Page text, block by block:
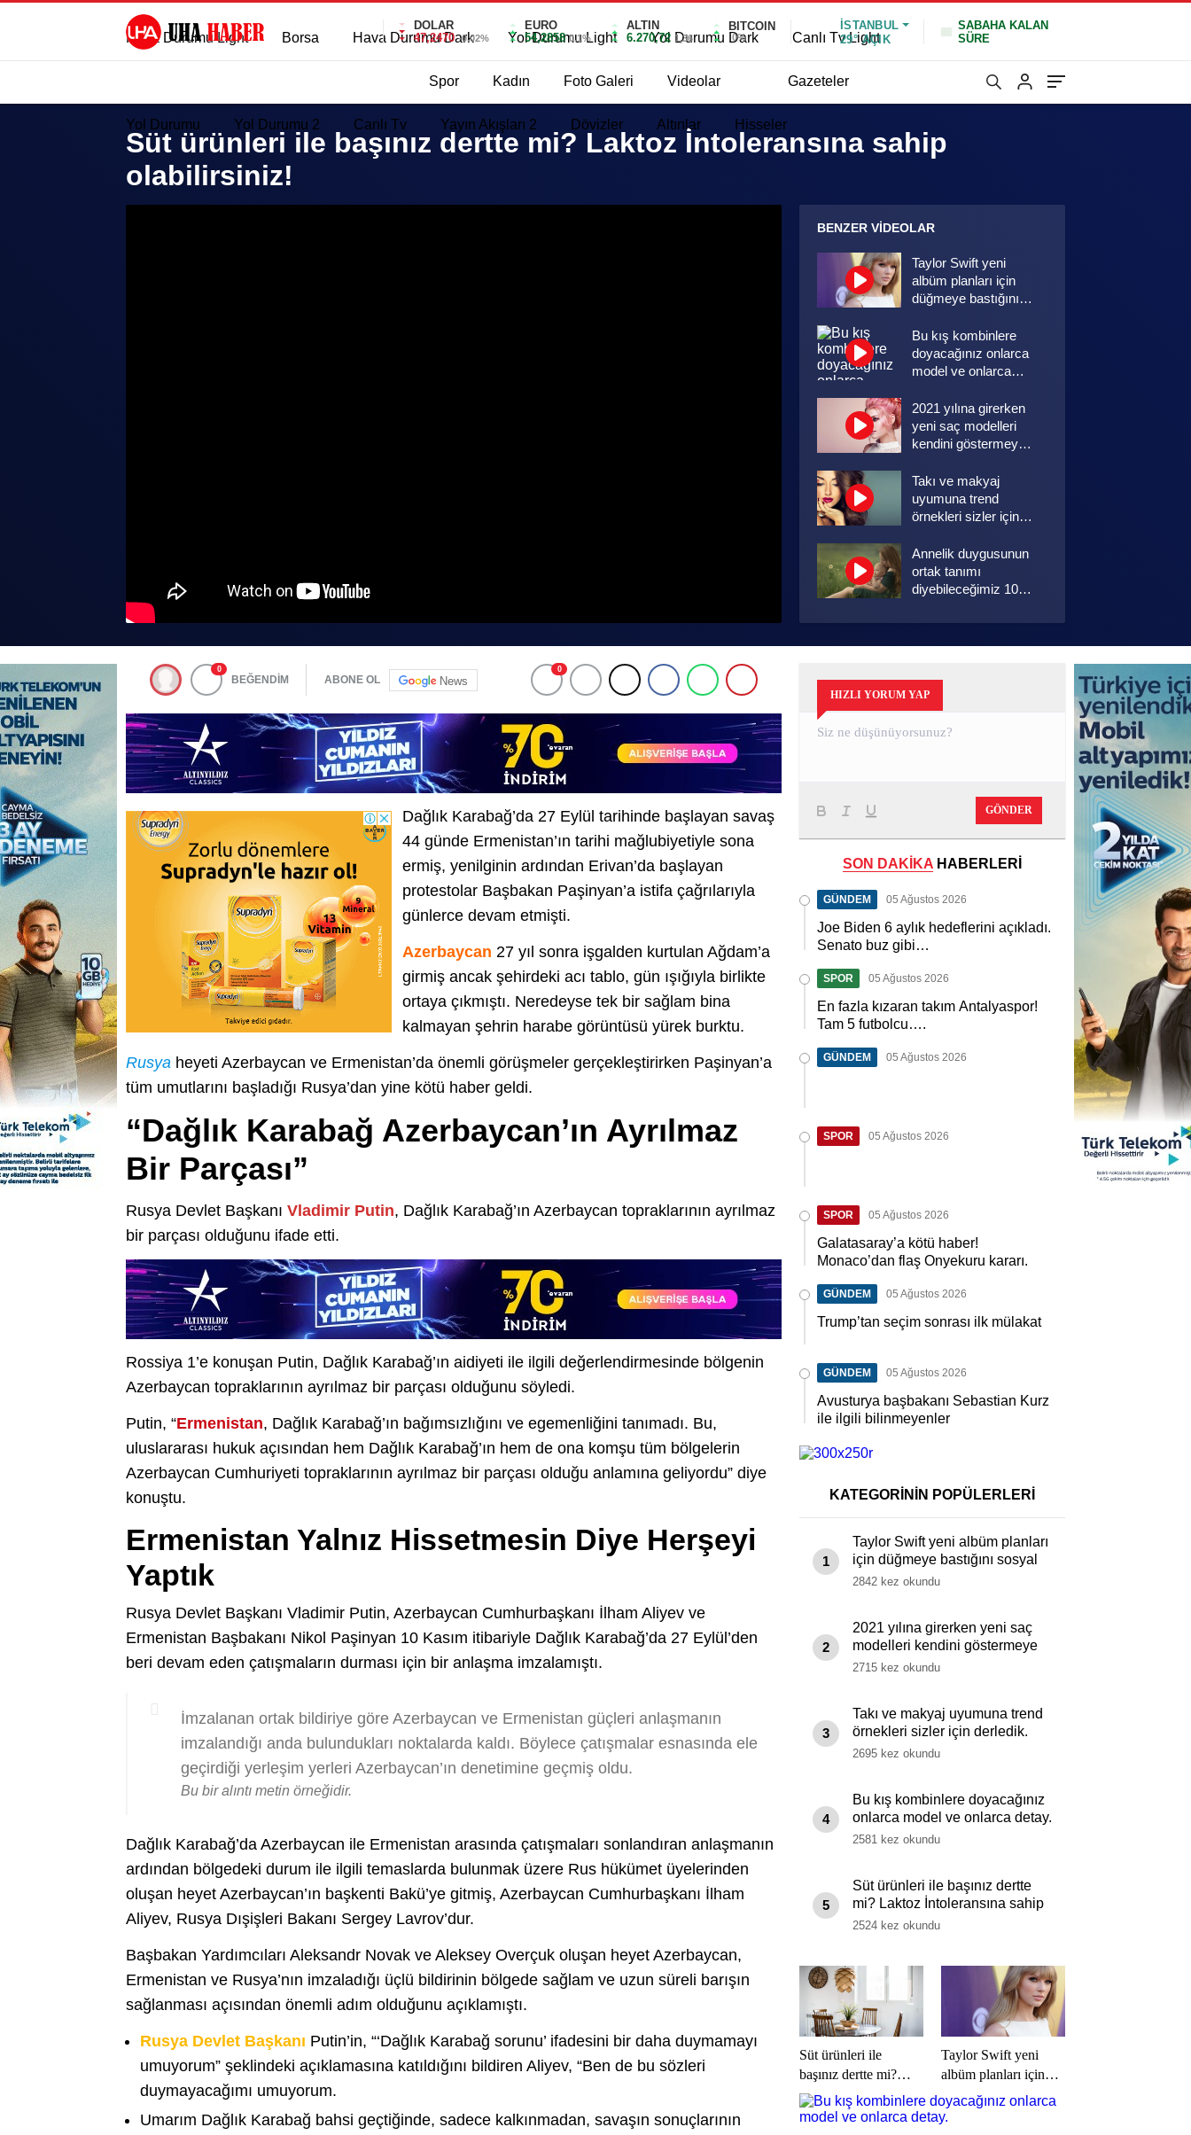
DOLAR
47,2470 -0.02%
EURO
54,2858 0.1%
ALTIN
6.270,72 1,36
BITCOIN
0%
İSTANBUL
29° AÇIK
SABAHA KALAN
SÜRE
Hava Durumu Light Borsa Hava Durumu Dark Yol Durumu Light Yol Durumu Dark Canlı Tv Light
Spor Kadın Foto Galeri Videolar Gazeteler
Yol Durumu Yol Durumu 2 Canlı Tv Yayın Akışları 2 Dövizler Altınlar Hisseler
Süt ürünleri ile başınız dertte mi? Laktoz İntoleransına sahip
olabilirsiniz!
BENZER VIDEOLAR
Taylor Swift yeni
albüm planları için
düğmeye bastığını
duyurdu!
Bu kış kombinlere
doyacağınız onlarca
model ve onlarca
2021 yılına girerken
yeni saç modelleri
kendini göstermeye
Takı ve makyaj
uyumuna trend
örnekleri sizler için
Annelik duygusunun
ortak tanımı
diyebileceğimiz 10
Koronavirüsü hafif
geçirmek için 10
0
BEĞENDİM ABONE OL News
0
Dağlık Karabağ’da 27 Eylül tarihinde başlayan savaş
44 günde Ermenistan’ın tarihi mağlubiyetiyle sona
ermiş, yenilginin ardından Erivan’da başlayan
protestolar Başbakan Paşinyan’a istifa çağrılarıyla
günlerce devam etmişti.
Azerbaycan 27 yıl sonra işgalden kurtulan Ağdam’a
girmiş ancak şehirdeki acı tablo, gün ışığıyla birlikte
ortaya çıkmıştı. Neredeyse tek bir sağlam bina
kalmayan şehrin harabe görüntüsü yürek burktu.
Rusya heyeti Azerbaycan ve Ermenistan’da önemli görüşmeler gerçekleştirirken Paşinyan’a
tüm umutlarını başladığı Rusya’dan yine kötü haber geldi.
“Dağlık Karabağ Azerbaycan’ın Ayrılmaz
Bir Parçası”
Rusya Devlet Başkanı Vladimir Putin, Dağlık Karabağ’ın Azerbaycan topraklarının ayrılmaz
bir parçası olduğunu ifade etti.
Rossiya 1’e konuşan Putin, Dağlık Karabağ’ın aidiyeti ile ilgili değerlendirmesinde bölgenin
Azerbaycan topraklarının ayrılmaz bir parçası olduğunu söyledi.
Putin, “Ermenistan, Dağlık Karabağ’ın bağımsızlığını ve egemenliğini tanımadı. Bu,
uluslararası hukuk açısından hem Dağlık Karabağ’ın hem de ona komşu tüm bölgelerin
Azerbaycan Cumhuriyeti topraklarının ayrılmaz bir parçası olduğu anlamına geliyordu” diye
konuştu.
Ermenistan Yalnız Hissetmesin Diye Herşeyi
Yaptık
Rusya Devlet Başkanı Vladimir Putin, Azerbaycan Cumhurbaşkanı İlham Aliyev ve
Ermenistan Başbakanı Nikol Paşinyan 10 Kasım itibariyle Dağlık Karabağ’da 27 Eylül’den
beri devam eden çatışmaların durması için bir anlaşma imzalamıştı.
İmzalanan ortak bildiriye göre Azerbaycan ve Ermenistan güçleri anlaşmanın
imzalandığı anda bulundukları noktalarda kaldı. Böylece çatışmalar esnasında ele
geçirdiği yerleşim yerleri Azerbaycan’ın denetimine geçmiş oldu.
Bu bir alıntı metin örneğidir.
Dağlık Karabağ’da Azerbaycan ile Ermenistan arasında çatışmaları sonlandıran anlaşmanın
ardından bölgedeki durum ile ilgili temaslarda bulunmak üzere Rus hükümet üyelerinden
oluşan heyet Azerbaycan’ın başkenti Bakü’ye gitmiş, Azerbaycan Cumhurbaşkanı İlham
Aliyev, Rusya Dışişleri Bakanı Sergey Lavrov’dur.
Başbakan Yardımcıları Aleksandr Novak ve Aleksey Overçuk oluşan heyet Azerbaycan,
Ermenistan ve Rusya’nın imzaladığı üçlü bildirinin bölgede sağlam ve uzun süreli barışın
sağlanması açısından önemli adım olduğunu açıklamıştı.
Rusya Devlet Başkanı Putin’in, “‘Dağlık Karabağ sorunu’ ifadesini bir daha duymamayı
umuyorum” şeklindeki açıklamasına katıldığını bildiren Aliyev, “Ben de bu sözleri
duymayacağımı umuyorum.
Umarım Dağlık Karabağ bahsi geçtiğinde, sadece kalkınmadan, savaşın sonuçlarının
HIZLI YORUM YAP
GÖNDER
SON DAKİKA HABERLERİ
GÜNDEM 05 Ağustos 2026
Joe Biden 6 aylık hedeflerini açıkladı.
Senato buz gibi…
SPOR 05 Ağustos 2026
En fazla kızaran takım Antalyaspor!
Tam 5 futbolcu….
GÜNDEM 05 Ağustos 2026
SPOR 05 Ağustos 2026
SPOR 05 Ağustos 2026
Galatasaray’a kötü haber!
Monaco’dan flaş Onyekuru kararı.
GÜNDEM 05 Ağustos 2026
Trump’tan seçim sonrası ilk mülakat
GÜNDEM 05 Ağustos 2026
Avusturya başbakanı Sebastian Kurz
ile ilgili bilinmeyenler
KATEGORİNİN POPÜLERLERİ
1
Taylor Swift yeni albüm planları
için düğmeye bastığını sosyal
medyadan duyurdu!
2842 kez okundu
2
2021 yılına girerken yeni saç
modelleri kendini göstermeye
başladı.
2715 kez okundu
3
Takı ve makyaj uyumuna trend
örnekleri sizler için derledik.
2695 kez okundu
4
Bu kış kombinlere doyacağınız
onlarca model ve onlarca detay.
2581 kez okundu
5
Süt ürünleri ile başınız dertte
mi? Laktoz İntoleransına sahip
olabilirsiniz!
2524 kez okundu
Süt ürünleri ile
başınız dertte mi?
Laktoz İntoleransına
sahip olabilirsiniz!
Taylor Swift yeni
albüm planları için
düğmeye bastığını
sosyal medyadan